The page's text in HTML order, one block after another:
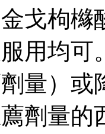
戈枸櫞
用均
量）
劑量的